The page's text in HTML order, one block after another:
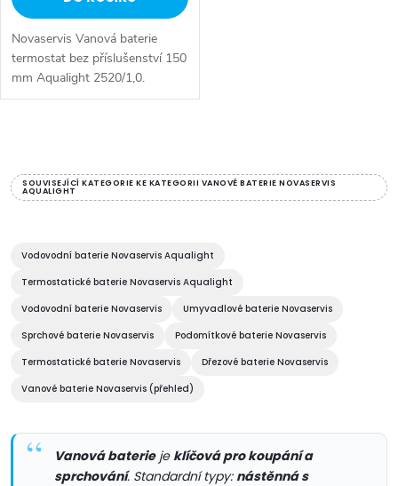
k
t
ů
u
k
t
Novaservis Vanová baterie
termostat bez příslušenství 150
mm Aqualight 2520/1,0.
Odolná termostatická kartuše
v
á
d
a
c
p
SOUVISEJÍCÍ KATEGORIE KE KATEGORII VANOVÉ BATERIE NOVASERVIS
AQUALIGHT
Vodovodní baterie Novaservis Aqualight
Termostatické baterie Novaservis Aqualight
Vodovodní baterie Novaservis
Umyvadlové baterie Novaservis
Sprchové baterie Novaservis
Podomítkové baterie Novaservis
Termostatické baterie Novaservis
Dřezové baterie Novaservis
Vanové baterie Novaservis (přehled)
Vanová baterieje klíčová pro koupání a
sprchování. Standardní typy: nástěnná s